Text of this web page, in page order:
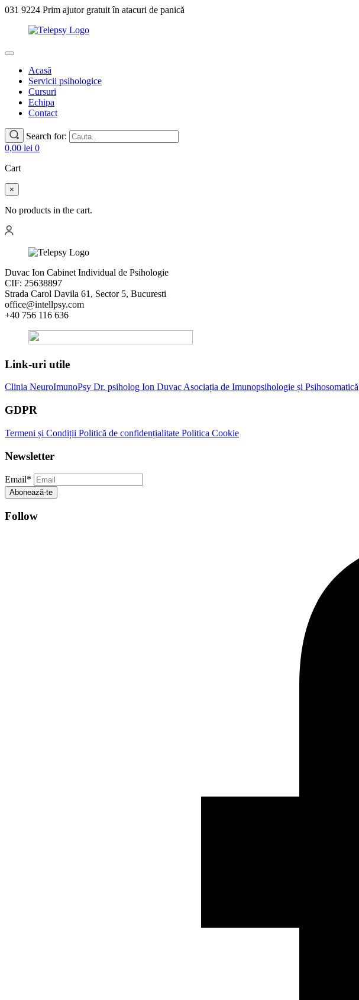
031 9224 Prim ajutor gratuit în atacuri de panică
Acasă
Servicii psihologice
Cursuri
Echipa
Contact
Search for:
0,00 lei 0
Cart
×
No products in the cart.
Duvac Ion Cabinet Individual de Psihologie
CIF: 25638897
Strada Carol Davila 61, Sector 5, Bucuresti
office@intellpsy.com
+40 756 116 636
Link-uri utile
Clinia NeuroImunoPsy Dr. psiholog Ion DuvacAsociația de Imunopsihologie și Psihosomatică
GDPR
Termeni și Condiții Politică de confidențialitate Politica Cookie
Newsletter
Email*
Abonează-te
Follow